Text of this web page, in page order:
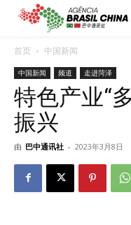
首页 中国新闻
中国新闻 频道 走进菏泽
特色产业“
振兴
由 巴中通讯社 - 2023年3月8日